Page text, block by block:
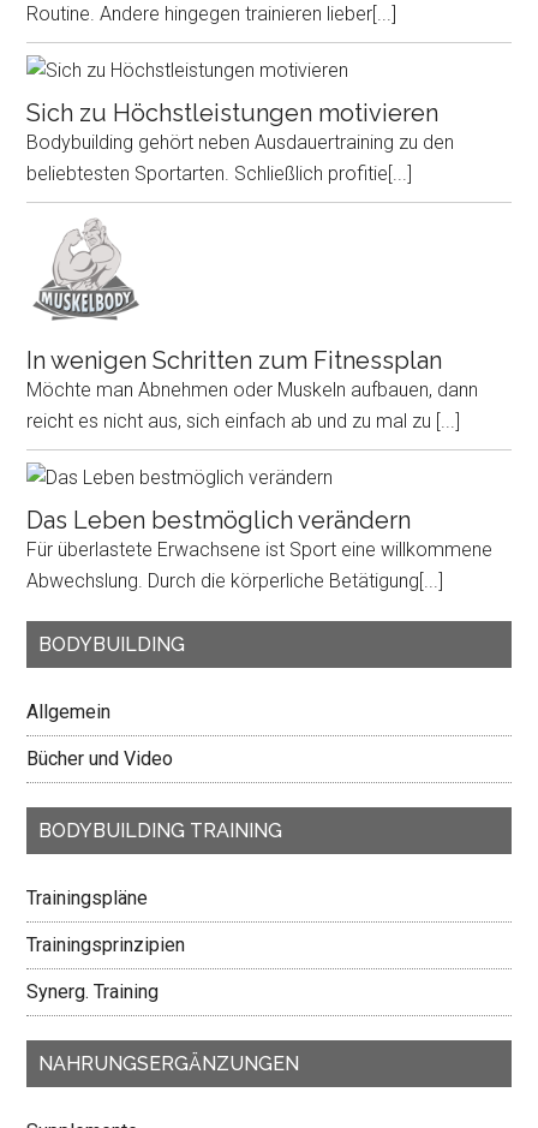
Routine. Andere hingegen trainieren lieber[...]
Sich zu Höchstleistungen motivieren
Bodybuilding gehört neben Ausdauertraining zu den
beliebtesten Sportarten. Schließlich profitie[...]
In wenigen Schritten zum Fitnessplan
Möchte man Abnehmen oder Muskeln aufbauen, dann
reicht es nicht aus, sich einfach ab und zu mal zu [...]
Das Leben bestmöglich verändern
Für überlastete Erwachsene ist Sport eine willkommene
Abwechslung. Durch die körperliche Betätigung [...]
BODYBUILDING
Allgemein
Bücher und Video
BODYBUILDING TRAINING
Trainingspläne
Trainingsprinzipien
Synerg. Training
NAHRUNGSERGÄNZUNGEN